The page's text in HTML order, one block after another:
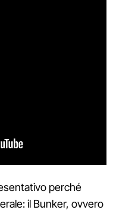
perché
il Bunker, ovvero